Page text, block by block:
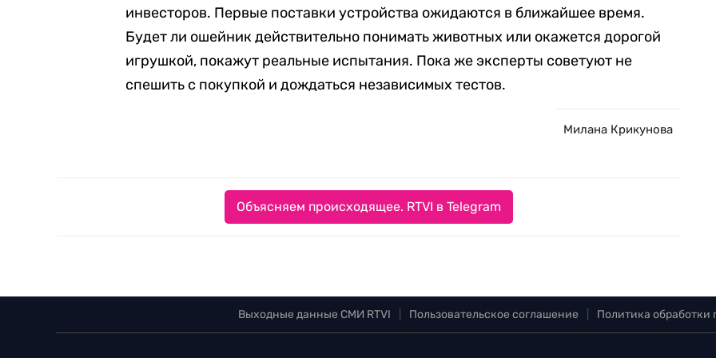
инвесторов. Первые поставки устройства ожидаются в ближайшее время.
Будет ли ошейник действительно понимать животных или окажется дорогой
игрушкой, покажут реальные испытания. Пока же эксперты советуют не
спешить с покупкой и дождаться независимых тестов.
Милана Крикунова
Объясняем происходящее. RTVI в Telegram
Выходные данные СМИ RTVI Пользовательское соглашение Политика